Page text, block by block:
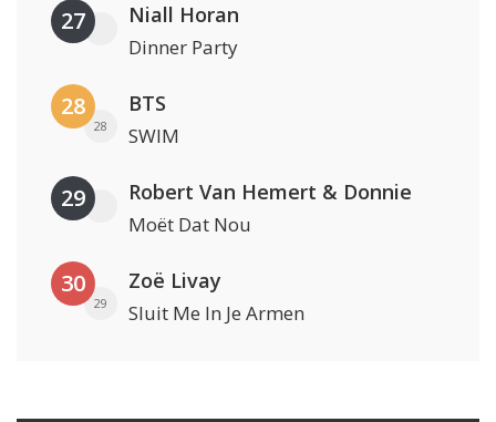
27 Niall Horan
Dinner Party
28
28
BTS
SWIM
29 Robert Van Hemert & Donnie
Moët Dat Nou
30
29
Zoë Livay
Sluit Me In Je Armen